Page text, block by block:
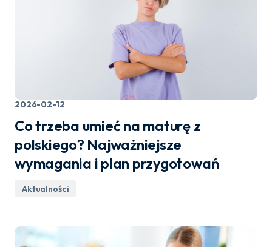
2026-02-12
Co trzeba umieć na maturę z
polskiego? Najważniejsze
wymagania i plan przygotowań
Aktualności